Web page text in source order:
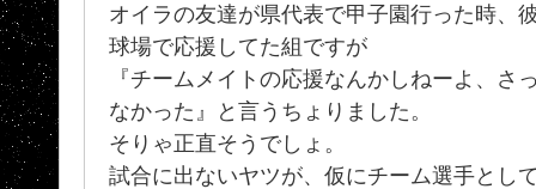
オイラの友達が県代表で甲子園行った時、
球場で応援してた組ですが
『チームメイトの応援なんかしねーよ、さ
なかった』と言うちょりました。
そりゃ正直そうでしょ。
試合に出ないヤツが、仮にチーム選手とし